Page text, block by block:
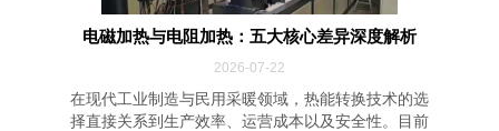
电磁加热与电阻加热：五大核心差异深度解析
2026-07-22
在现代工业制造与民用采暖领域，热能转换技术的选
择直接关系到生产效率、运营成本以及安全性。目前